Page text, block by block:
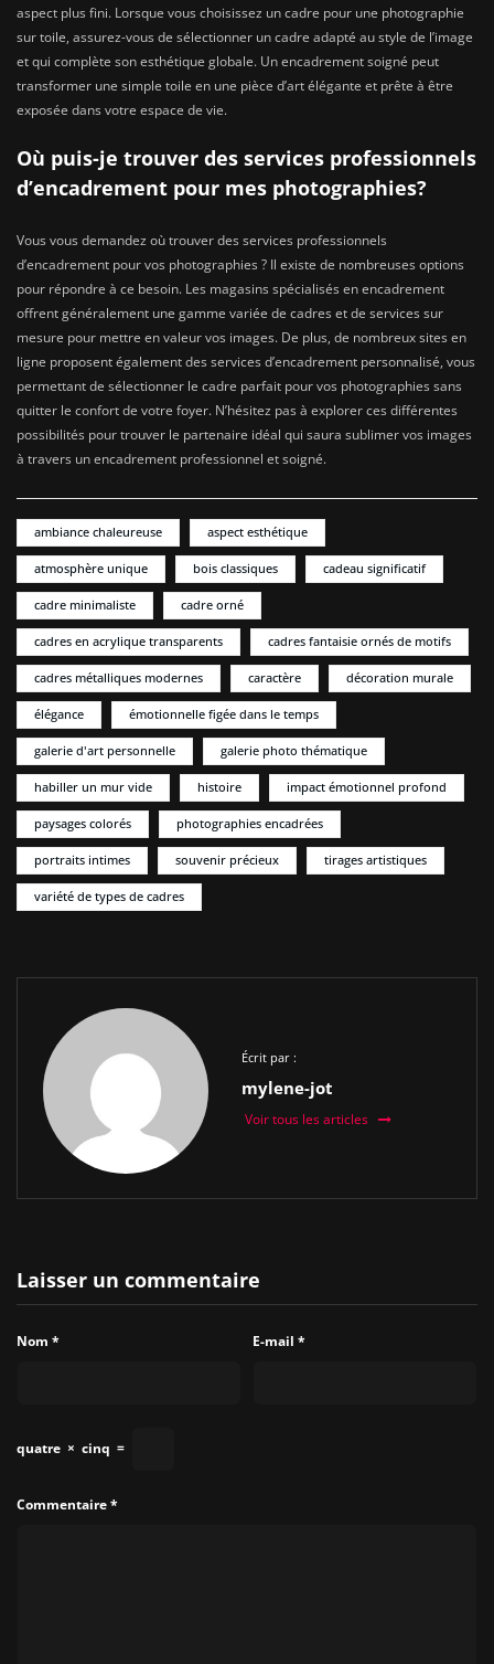
aspect plus fini. Lorsque vous choisissez un cadre pour une photographie
sur toile, assurez-vous de sélectionner un cadre adapté au style de l’image
et qui complète son esthétique globale. Un encadrement soigné peut
transformer une simple toile en une pièce d’art élégante et prête à être
exposée dans votre espace de vie.
Où puis-je trouver des services professionnels
d’encadrement pour mes photographies?
Vous vous demandez où trouver des services professionnels
d’encadrement pour vos photographies ? Il existe de nombreuses options
pour répondre à ce besoin. Les magasins spécialisés en encadrement
offrent généralement une gamme variée de cadres et de services sur
mesure pour mettre en valeur vos images. De plus, de nombreux sites en
ligne proposent également des services d’encadrement personnalisé, vous
permettant de sélectionner le cadre parfait pour vos photographies sans
quitter le confort de votre foyer. N’hésitez pas à explorer ces différentes
possibilités pour trouver le partenaire idéal qui saura sublimer vos images
à travers un encadrement professionnel et soigné.
ambiance chaleureuse aspect esthétique
atmosphère unique bois classiques cadeau significatif
cadre minimaliste cadre orné
cadres en acrylique transparents cadres fantaisie ornés de motifs
cadres métalliques modernes caractère décoration murale
élégance émotionnelle figée dans le temps
galerie d'art personnelle galerie photo thématique
habiller un mur vide histoire impact émotionnel profond
paysages colorés photographies encadrées
portraits intimes souvenir précieux tirages artistiques
variété de types de cadres
Écrit par :
mylene-jot
Voir tous les articles
Laisser un commentaire
Nom * E-mail *
quatre × cinq =
Commentaire*